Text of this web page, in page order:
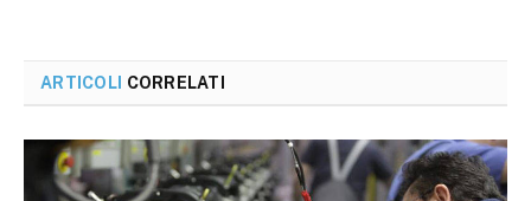
ARTICOLI CORRELATI